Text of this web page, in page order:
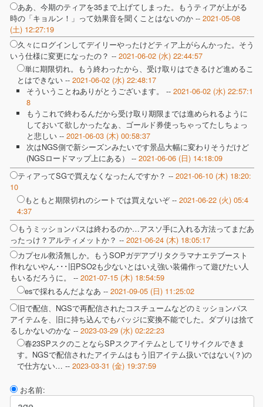
ああ、今期のティアを35まで上げてしまった。もうティアが上がる
時の「キョルン！」って効果音を聞くことはないのか -- 2021-05-08
(土) 12:27:19
久々にログインしてデイリーやったけどティア上がらんかった。そう
いう仕様に変更になったの？ -- 2021-06-02 (水) 22:44:57
単に期限切れ。もう終わったから、受け取りはできるけど進めるこ
とはできない -- 2021-06-02 (水) 22:48:17
そういうことねありがとうございます。 -- 2021-06-02 (水) 22:57:1
8
もうこれで終わるんだから受け取り期限までは進められるように
しておいて欲しかったなぁ、ゴールド券使っちゃってたしちょっ
と悲しい -- 2021-06-03 (木) 00:58:37
次はNGS側で新シーズンみたいです景品大幅に変わりそうだけど
(NGSロードマップ上にある） -- 2021-06-06 (日) 14:18:09
ティアってSGで買えなくなったんですか？ -- 2021-06-10 (木) 18:20:
10
もともと期限切れのシートでは買えないぞ -- 2021-06-22 (火) 05:4
4:37
もうミッションパスは終わるのか…アスソ手に入れる方法ってまだあ
ったっけ？アルティメットか？ -- 2021-06-24 (木) 18:05:17
カプセル救済無しか。もうSOPガデアブリタクラマナエテブースト
作れないやん･･･旧PSO2も少ないとはいえ強い装備作って遊びたい人
もいるだろうに。 -- 2021-07-15 (木) 18:54:59
esで採れるんだよなあ -- 2021-09-05 (日) 11:25:02
旧で配信、NGSで再配信されたコスチュームなどのミッションパス
アイテムを、旧に持ち込んでもバッジに変換不能でした。ダブりは捨て
るしかないのかな -- 2023-03-29 (水) 02:22:23
春23SPスクのことならSPスクアイテムとしてリサイクルできま
す。NGSで配信されたアイテムはもう旧アイテム扱いではない(？)の
で仕方ない… -- 2023-03-31 (金) 19:37:59
お名前: